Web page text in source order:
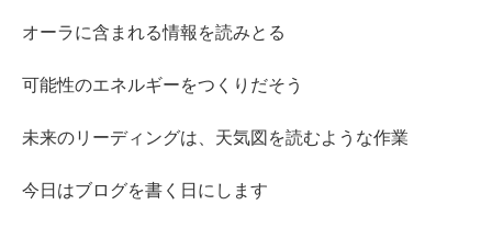
オーラに含まれる情報を読みとる
可能性のエネルギーをつくりだそう
未来のリーディングは、天気図を読むような作業
今日はブログを書く日にします